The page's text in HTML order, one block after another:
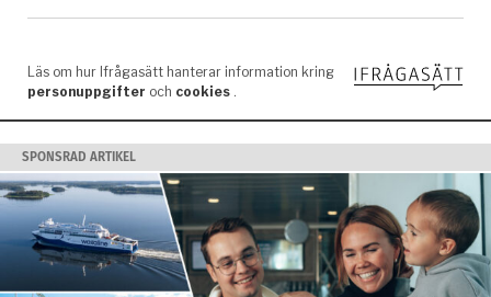
SPONSRAD ARTIKEL